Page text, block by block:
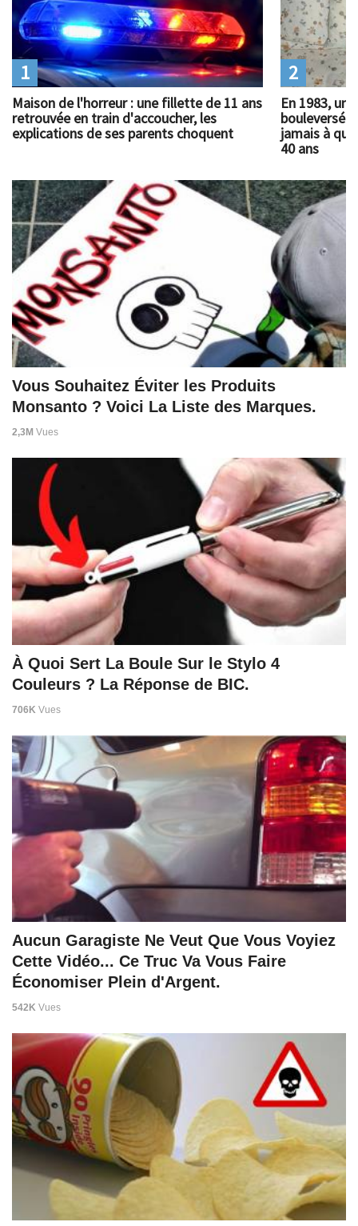
Maison de l'horreur : une fillette de 11 ans
retrouvée en train d'accoucher, les
explications de ses parents choquent
1
En 1983, un
bouleversé
jamais à
40 ans
2
Vous Souhaitez Éviter les Produits
Monsanto ? Voici La Liste des Marques.
2,3M Vues
À Quoi Sert La Boule Sur le Stylo 4
Couleurs ? La Réponse de BIC.
706K Vues
Aucun Garagiste Ne Veut Que Vous Voyiez
Cette Vidéo... Ce Truc Va Vous Faire
Économiser Plein d'Argent.
542K Vues